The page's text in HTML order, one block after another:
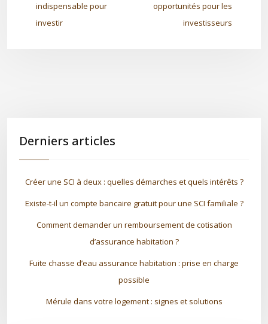
indispensable pour
investir
opportunités pour les
investisseurs
Derniers articles
Créer une SCI à deux : quelles démarches et quels intérêts ?
Existe-t-il un compte bancaire gratuit pour une SCI familiale ?
Comment demander un remboursement de cotisation
d’assurance habitation ?
Fuite chasse d’eau assurance habitation : prise en charge
possible
Mérule dans votre logement : signes et solutions